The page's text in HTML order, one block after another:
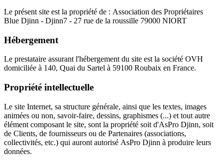
Le présent site est la propriété de : Association des Propriétaires
Blue Djinn - Djinn7 - 27 rue de la roussille 79000 NIORT
Hébergement
Le prestataire assurant l'hébergement du site est la société OVH
domiciliée à 140, Quai du Sartel à 59100 Roubaix en France.
Propriété intellectuelle
Le site Internet, sa structure générale, ainsi que les textes, images
animées ou non, savoir-faire, dessins, graphismes (...) et tout autre
élément composant le site, sont la propriété soit d'AsPro Djinn, soit
de Clients, de fournisseurs ou de Partenaires (associations,
collectivités, etc.) qui auront autorisé AsPro Djinn à produire leurs
données.